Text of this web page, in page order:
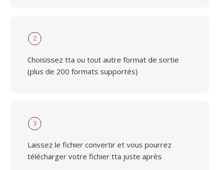
2
Choisissez tta ou tout autre format de sortie
(plus de 200 formats supportés)
3
Laissez le fichier convertir et vous pourrez
télécharger votre fichier tta juste après